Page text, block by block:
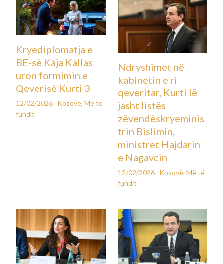
Koha e parashikuar e leximit: 3 minuta
26 nentor 2025
Administrata e Donald Trumpit ka përfshirë një figurë të
pazakontë në rundin e fundit të negociatave për përfundimin
e luftës në Ukrainë, duke i dhënë procesit një kthesë të
papritur. Dan Driscoll, 39 vjeç, sekretari më i ri i ushtrisë në
historinë amerikane dhe i njohur si “njeriu i Trumpit për
dronët”, ka qenë deri tani i lidhur kryesisht me çështje
buxhetore, logjistike dhe të personelit, pa përvojë të
drejtpërdrejtë diplomatike apo angazhim të mëparshëm në
Driscoll, i afërt me nënpresidentin JD Vance – të cilin e njohu
të njëjtën rrugë akademike si ai: fillimisht universitet publik e
e shtynë drejt rrethit të brendshëm të Trumpit.
Gjatë verës së vitit 2024, ndërsa ishte me pushime në Zvicër,
Driscoll ishte ndër të parët që mori telefonatën e JD Vance,
kur ky i fundit u informua se do të ishte zgjedhja e Trumpit